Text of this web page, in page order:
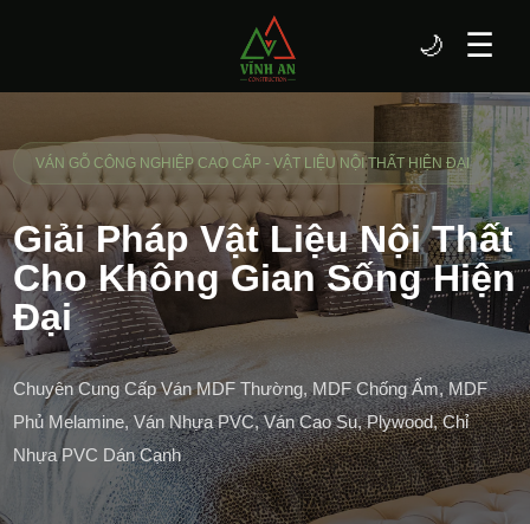
☰
🌙
VÁN GỖ CÔNG NGHIỆP CAO CẤP - VẬT LIỆU NỘI THẤT HIỆN ĐẠI
Giải Pháp Vật Liệu Nội Thất
Cho Không Gian Sống Hiện
Đại
Chuyên Cung Cấp Ván MDF Thường, MDF Chống Ẩm, MDF
Phủ Melamine, Ván Nhựa PVC, Ván Cao Su, Plywood, Chỉ
Nhựa PVC Dán Cạnh